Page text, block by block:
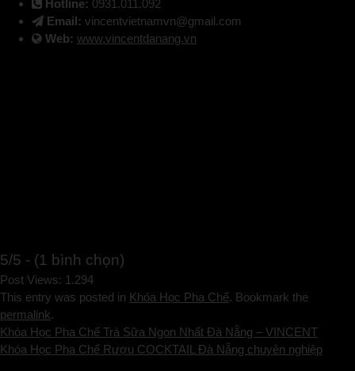
Hotline: 0931.011.092
Email: vincentvietnamvn@gmail.com
Web: www.vincentdanang.vn
5/5 - (1 bình chọn)
Post Views: 1.294
This entry was posted in Khóa Học Pha Chế. Bookmark the
permalink.
Khóa Học Pha Chế Trà Sữa Ngon Nhất Đà Nẵng – VINCENT
Khóa Học Pha Chế Rượu COCKTAIL Đà Nẵng chuyên nghiệp